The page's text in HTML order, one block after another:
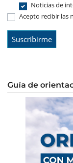
Noticias de
Acepto recibir las
Guía de